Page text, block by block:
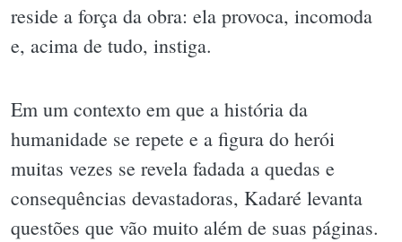
reside a força da obra: ela provoca, incomoda
e, acima de tudo, instiga.
Em um contexto em que a história da
humanidade se repete e a figura do herói
muitas vezes se revela fadada a quedas e
consequências devastadoras, Kadaré levanta
questões que vão muito além de suas páginas.